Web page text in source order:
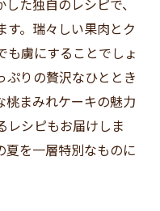
た独自のレシピで、
。瑞々しい果肉とク
も虜にすることでしょ
ぷりの贅沢なひととき
桃まみれケーキの魅力
レシピもお届けしま
夏を一層特別なものに